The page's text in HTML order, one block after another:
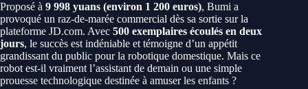
Proposé à 9 998 yuans (environ 1 200 euros), Bumi a
provoqué un raz-de-marée commercial dès sa sortie sur la
plateforme JD.com. Avec 500 exemplaires écoulés en deux
jours, le succès est indéniable et témoigne d’un appétit
grandissant du public pour la robotique domestique. Mais ce
robot est-il vraiment l’assistant de demain ou une simple
prouesse technologique destinée à amuser les enfants ?